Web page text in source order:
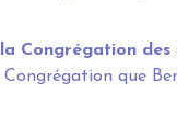
Congrégation
que